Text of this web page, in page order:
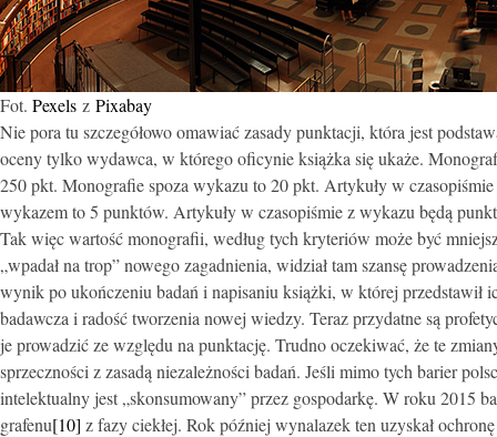
Fot. Pexels z Pixabay
Nie pora tu szczegółowo omawiać zasady punktacji, która jest
oceny tylko wydawca, w którego oficynie książka się ukaże.
250 pkt. Monografie spoza wykazu to 20 pkt. Artykuły w
wykazem to 5 punktów. Artykuły w czasopiśmie z wykazu będą
Tak więc wartość monografii, według tych kryteriów może być
„wpadał na trop” nowego zagadnienia, widział tam szansę
wynik po ukończeniu badań i napisaniu książki, w której
badawcza i radość tworzenia nowej wiedzy. Teraz przydatne są
je prowadzić ze względu na punktację. Trudno oczekiwać, że te
sprzeczności z zasadą niezależności badań. Jeśli mimo tych barier
intelektualny jest „skonsumowany” przez gospodarkę. W roku 2015
grafenu[10] z fazy ciekłej. Rok później wynalazek ten uzyskał